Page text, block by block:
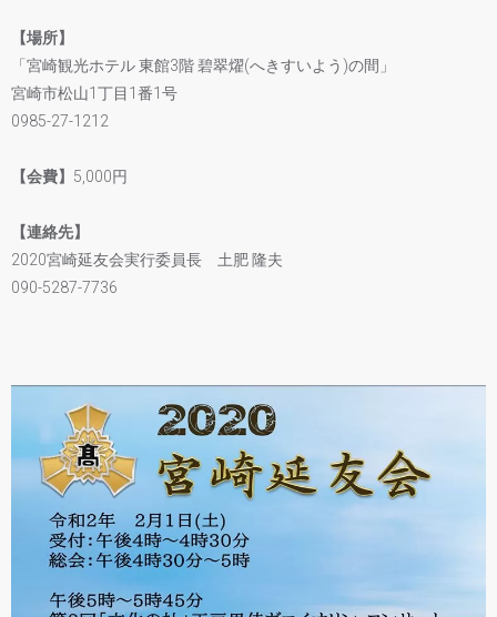
【場所】
「宮崎観光ホテル 東館3階 碧翠燿(へきすいよう)の間」
宮崎市松山1丁目1番1号
0985-27-1212
【会費】 5,000円
【連絡先】
2020宮崎延友会実行委員長 土肥 隆夫
090-5287-7736